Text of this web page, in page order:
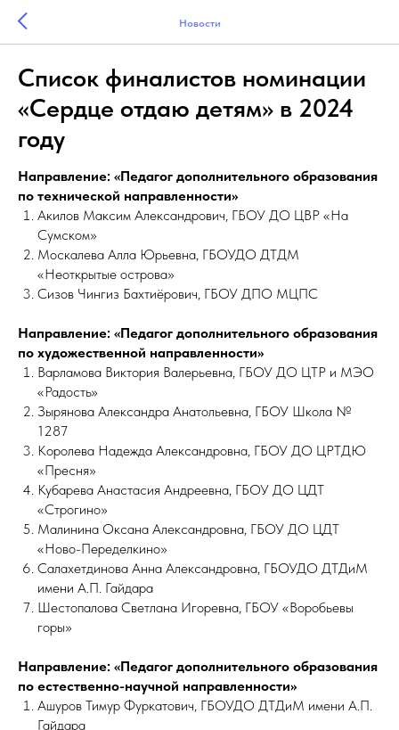
Новости
Список финалистов номинации
«Сердце отдаю детям» в 2024
году
Направление: «Педагог дополнительного образования
по технической направленности»
Акилов Максим Александрович, ГБОУ ДО ЦВР «На
Сумском»
Москалева Алла Юрьевна, ГБОУДО ДТДМ
«Неоткрытые острова»
Сизов Чингиз Бахтиёрович, ГБОУ ДПО МЦПС
Направление: «Педагог дополнительного образования
по художественной направленности»
Варламова Виктория Валерьевна, ГБОУ ДО ЦТР и МЭО
«Радость»
Зырянова Александра Анатольевна, ГБОУ Школа №
1287
Королева Надежда Александровна, ГБОУ ДО ЦРТДЮ
«Пресня»
Кубарева Анастасия Андреевна, ГБОУ ДО ЦДТ
«Строгино»
Малинина Оксана Александровна, ГБОУ ДО ЦДТ
«Ново-Переделкино»
Салахетдинова Анна Александровна, ГБОУДО ДТДиМ
имени А.П. Гайдара
Шестопалова Светлана Игоревна, ГБОУ «Воробьевы
горы»
Направление: «Педагог дополнительного образования
по естественно-научной направленности»
Ашуров Тимур Фуркатович, ГБОУДО ДТДиМ имени А.П.
Гайдара